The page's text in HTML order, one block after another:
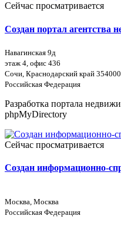
Сейчас просматривается
Создан портал агентства
Навагинская 9д
этаж 4, офис 436
Сочи, Краснодарский край 354000
Российская Федерация
Разработка портала
phpMyDirectory
Сейчас просматривается
Создан информационно-
Москва, Москва
Российская Федерация